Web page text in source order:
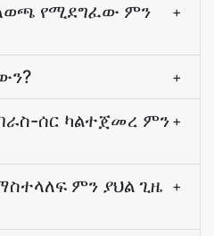
የሚደግፈው ምን
+
+
ሰር ካልተጀመረ ምን +
ምን ያህል ጊዜ +